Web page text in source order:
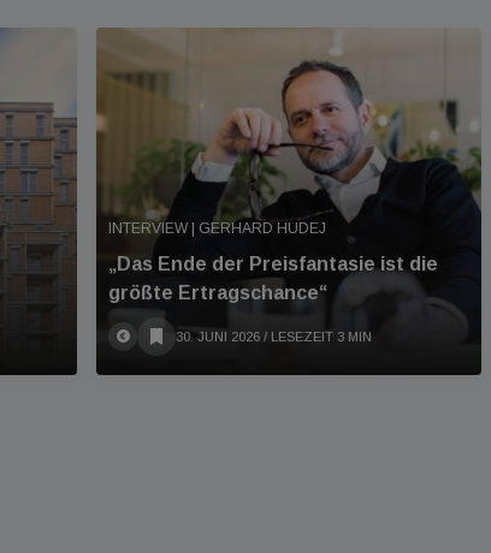
INTERVIEW | GERHARD HUDEJ
„Das Ende der Preisfantasie ist die
größte Ertragschance“
30. JUNI 2026 / LESEZEIT 3 MIN